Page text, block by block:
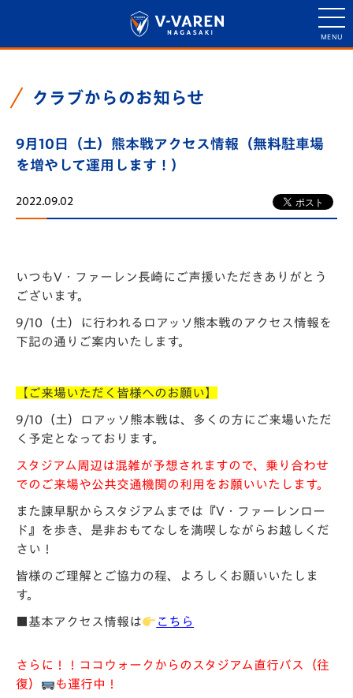
クラブからのお知らせ
9月10日（土）熊本戦アクセス情報（無料駐車場
を増やして運用します！）
2022.09.02
いつもV・ファーレン長崎にご声援いただきありがとう
ございます。
9/10（土）に行われるロアッソ熊本戦のアクセス情報を
下記の通りご案内いたします。
【ご来場いただく皆様へのお願い】
9/10（土）ロアッソ熊本戦は、多くの方にご来場いただ
く予定となっております。
スタジアム周辺は混雑が予想されますので、乗り合わせ
でのご来場や公共交通機関の利用をお願いいたします。
また諫早駅からスタジアムまでは『V・ファーレンロー
ド』を歩き、是非おもてなしを満喫しながらお越しくだ
さい！
皆様のご理解とご協力の程、よろしくお願いいたしま
す。
■基本アクセス情報は こちら
さらに！！ ココウォークからのスタジアム直行バス（往
復）
も運行中！